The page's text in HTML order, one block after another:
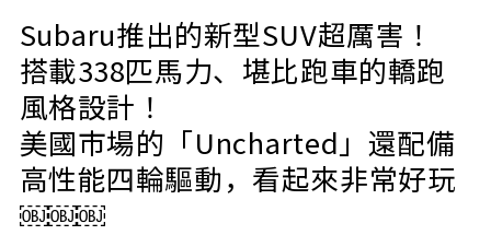
Subaru推出的新型SUV超厲害！
搭載338匹馬力、堪比跑車的轎跑
風格設計！
美國市場的「Uncharted」還配備
高性能四輪驅動，看起來非常好玩
￼￼￼